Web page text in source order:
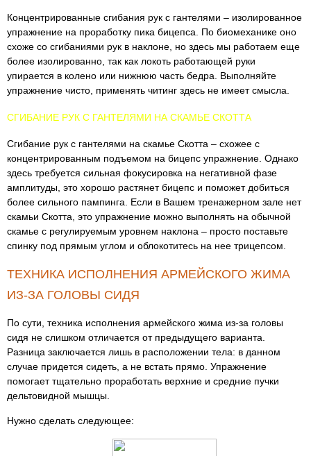
Концентрированные сгибания рук с гантелями – изолированное
упражнение на проработку пика бицепса. По биомеханике оно
схоже со сгибаниями рук в наклоне, но здесь мы работаем еще
более изолированно, так как локоть работающей руки
упирается в колено или нижнюю часть бедра. Выполняйте
упражнение чисто, применять читинг здесь не имеет смысла.
СГИБАНИЕ РУК С ГАНТЕЛЯМИ НА СКАМЬЕ СКОТТА
Сгибание рук с гантелями на скамье Скотта – схожее с
концентрированным подъемом на бицепс упражнение. Однако
здесь требуется сильная фокусировка на негативной фазе
амплитуды, это хорошо растянет бицепс и поможет добиться
более сильного пампинга. Если в Вашем тренажерном зале нет
скамьи Скотта, это упражнение можно выполнять на обычной
скамье с регулируемым уровнем наклона – просто поставьте
спинку под прямым углом и облокотитесь на нее трицепсом.
ТЕХНИКА ИСПОЛНЕНИЯ АРМЕЙСКОГО ЖИМА
ИЗ-ЗА ГОЛОВЫ СИДЯ
По сути, техника исполнения армейского жима из-за головы
сидя не слишком отличается от предыдущего варианта.
Разница заключается лишь в расположении тела: в данном
случае придется сидеть, а не встать прямо. Упражнение
помогает тщательно проработать верхние и средние пучки
дельтовидной мышцы.
Нужно сделать следующее: